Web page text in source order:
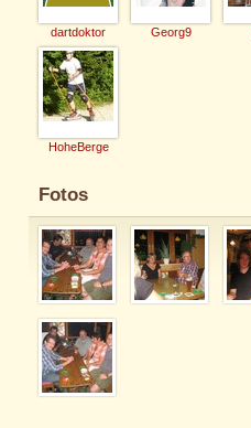
dartdoktor Georg9
HoheBerge
Fotos